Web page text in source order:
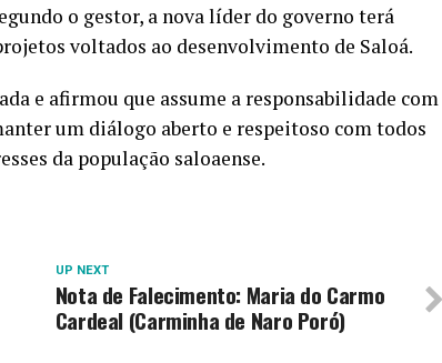
o gestor, a nova líder do governo terá
voltados ao desenvolvimento de Saloá.
e afirmou que assume a responsabilidade com
um diálogo aberto e respeitoso com todos
da população saloaense.
UP NEXT
Nota de Falecimento: Maria do Carmo
Cardeal (Carminha de Naro Poró)